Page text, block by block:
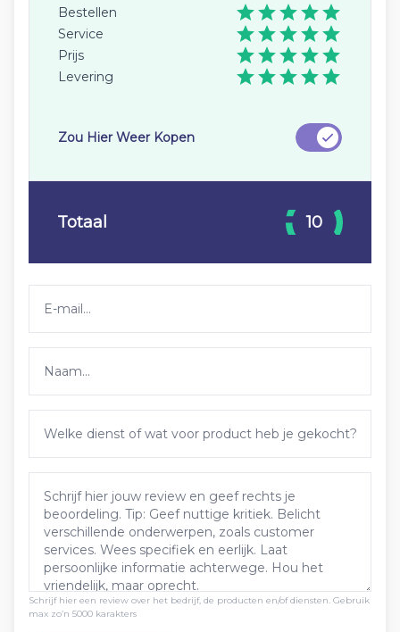
Schrijf hier een review over het bedrijf, de producten en/of diensten. Gebruik
max zo’n 5000 karakters
Bestellen
Service
Prijs
Levering
Zou Hier Weer Kopen
Totaal 10